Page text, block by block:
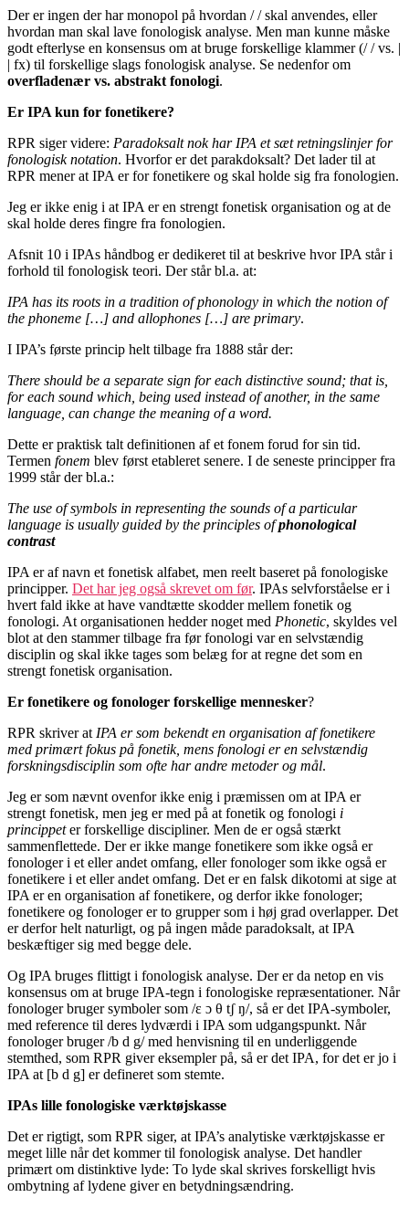
Der er ingen der har monopol på hvordan / / skal anvendes, eller
hvordan man skal lave fonologisk analyse. Men man kunne måske
godt efterlyse en konsensus om at bruge forskellige klammer (/ / vs. |
| fx) til forskellige slags fonologisk analyse. Se nedenfor om
overfladenær vs. abstrakt fonologi.
Er IPA kun for fonetikere?
RPR siger videre: Paradoksalt nok har IPA et sæt retningslinjer for
fonologisk notation. Hvorfor er det parakdoksalt? Det lader til at
RPR mener at IPA er for fonetikere og skal holde sig fra fonologien.
Jeg er ikke enig i at IPA er en strengt fonetisk organisation og at de
skal holde deres fingre fra fonologien.
Afsnit 10 i IPAs håndbog er dedikeret til at beskrive hvor IPA står i
forhold til fonologisk teori. Der står bl.a. at:
IPA has its roots in a tradition of phonology in which the notion of
the phoneme […] and allophones […] are primary.
I IPA’s første princip helt tilbage fra 1888 står der:
There should be a separate sign for each distinctive sound; that is,
for each sound which, being used instead of another, in the same
language, can change the meaning of a word.
Dette er praktisk talt definitionen af et fonem forud for sin tid.
Termen fonem blev først etableret senere. I de seneste principper fra
1999 står der bl.a.:
The use of symbols in representing the sounds of a particular
language is usually guided by the principles ofphonological
contrast
IPA er af navn et fonetisk alfabet, men reelt baseret på fonologiske
principper. Det har jeg også skrevet om før. IPAs selvforståelse er i
hvert fald ikke at have vandtætte skodder mellem fonetik og
fonologi. At organisationen hedder noget med Phonetic, skyldes vel
blot at den stammer tilbage fra før fonologi var en selvstændig
disciplin og skal ikke tages som belæg for at regne det som en
strengt fonetisk organisation.
Er fonetikere og fonologer forskellige mennesker?
RPR skriver at IPA er som bekendt en organisation af fonetikere
med primært fokus på fonetik, mens fonologi er en selvstændig
forskningsdisciplin som ofte har andre metoder og mål.
Jeg er som nævnt ovenfor ikke enig i præmissen om at IPA er
strengt fonetisk, men jeg er med på at fonetik og fonologi i
princippeter forskellige discipliner. Men de er også stærkt
sammenflettede. Der er ikke mange fonetikere som ikke også er
fonologer i et eller andet omfang, eller fonologer som ikke også er
fonetikere i et eller andet omfang. Det er en falsk dikotomi at sige at
IPA er en organisation af fonetikere, og derfor ikke fonologer;
fonetikere og fonologer er to grupper som i høj grad overlapper. Det
er derfor helt naturligt, og på ingen måde paradoksalt, at IPA
beskæftiger sig med begge dele.
Og IPA bruges flittigt i fonologisk analyse. Der er da netop en vis
konsensus om at bruge IPA-tegn i fonologiske repræsentationer. Når
fonologer bruger symboler som /ɛ ɔ θ tʃ ŋ/, så er det IPA-symboler,
med reference til deres lydværdi i IPA som udgangspunkt. Når
fonologer bruger /b d g/ med henvisning til en underliggende
stemthed, som RPR giver eksempler på, så er det IPA, for det er jo i
IPA at [b d g] er defineret som stemte.
IPAs lille fonologiske værktøjskasse
Det er rigtigt, som RPR siger, at IPA’s analytiske værktøjskasse er
meget lille når det kommer til fonologisk analyse. Det handler
primært om distinktive lyde: To lyde skal skrives forskelligt hvis
ombytning af lydene giver en betydningsændring.